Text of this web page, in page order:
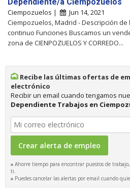
Ciempozuelos |
Jun 14, 2021
Ciempozuelos, Madrid - Descripción
continuo Funciones Buscamos un
zona de CIENPOZUELOS Y CORREDO...
Recibe las últimas ofertas de
electrónico
Recibir un email cuando tengamos
Dependiente Trabajos en
Ahorre tiempo para encontrar puestos de
ti.
Puedes cancelar las alertas por email cuando